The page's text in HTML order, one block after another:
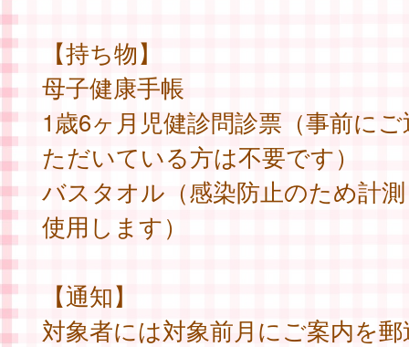
【持ち物】
母子健康手帳
1歳6ヶ月児健診問診票（事前に
ただいている方は不要です）
バスタオル（感染防止のため計
使用します）
【通知】
対象者には対象前月にご案内を